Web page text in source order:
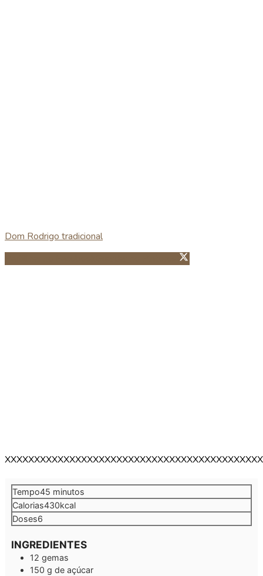
Dom Rodrigo tradicional
Guardar no Pinterest
Tempo45 minutos
minutos
Calorias430kcal
Doses6
INGREDIENTES
12 gemas
150 g de açúcar